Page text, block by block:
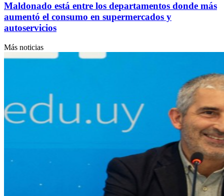
Maldonado está entre los departamentos donde más
aumentó el consumo en supermercados y
autoservicios
Más noticias